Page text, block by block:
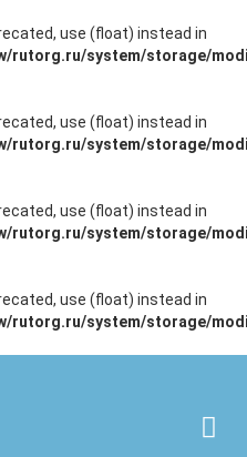
use (float) instead in
rutorg.ru/system/storage/
use (float) instead in
rutorg.ru/system/storage/
use (float) instead in
rutorg.ru/system/storage/
use (float) instead in
rutorg.ru/system/storage/